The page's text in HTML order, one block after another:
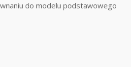
do modelu podstawowego